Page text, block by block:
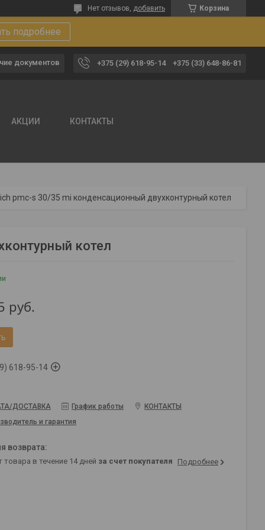
Корзина
Нет отзывов, добавить
подробнее
документов +375 (29) 618-95-14 +375 (33) 648-86-81
АКЦИИ КОНТАКТЫ
pmc-s 30/35 mi конденсационный двухконтурный котел
котел
руб.
618-95-14
ДОСТАВКА График работы
КОНТАКТЫ
и гарантия
товара в течение 14 дней за счет покупателя Подробнее